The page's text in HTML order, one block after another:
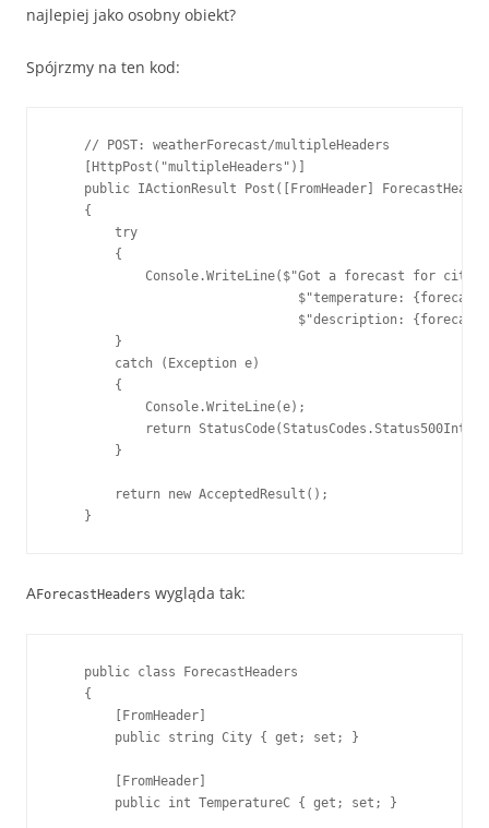
najlepiej jako osobny obiekt?
Spójrzmy na ten kod:
    // POST: weatherForecast/multipleHeaders
    [HttpPost("multipleHeaders")]
public IActionResult Post([FromHeader]
    {
        try
        {
Console.WriteLine($"Got a forecast for city:
$"temperature:
$"description:
        }
        catch (Exception e)
        {
            Console.WriteLine(e);
return
        }
        return new AcceptedResult();
    }
AForecastHeaders wygląda tak:
    public class ForecastHeaders
    {
        [FromHeader]
        public string City { get; set; }
        [FromHeader]
        public int TemperatureC { get; set; }